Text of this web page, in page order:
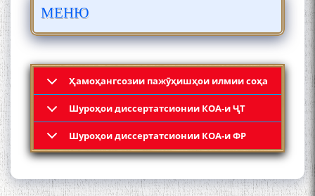
МЕНЮ
Ҳамоҳангсозии пажӯҳишҳои илмии соҳа
Шyроҳои диссертатсионии КОА-и ҶТ
Шyроҳои диссертатсионии КОА-и ФР
МӮЪМИН ҚАНОАТ СОХТА
Кадамчо Худои Шарифзода